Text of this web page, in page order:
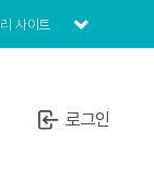
사이트
로그인